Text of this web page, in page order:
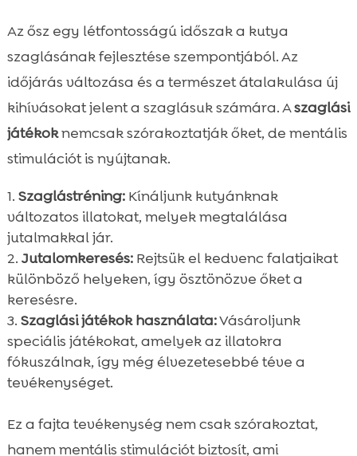
Az ősz egy létfontosságú időszak a kutya
szaglásának fejlesztése szempontjából. Az
időjárás változása és a természet átalakulása új
kihívásokat jelent a szaglásuk számára. Aszaglási
játékoknemcsak szórakoztatják őket, de mentális
stimulációt is nyújtanak.
Szaglástréning:Kínáljunk kutyánknak
változatos illatokat, melyek megtalálása
jutalmakkal jár.
Jutalomkeresés:Rejtsük el kedvenc falatjaikat
különböző helyeken, így ösztönözve őket a
keresésre.
Szaglási játékok használata:Vásároljunk
speciális játékokat, amelyek az illatokra
fókuszálnak, így még élvezetesebbé téve a
tevékenységet.
Ez a fajta tevékenység nem csak szórakoztat,
hanem mentális stimulációt biztosít, ami